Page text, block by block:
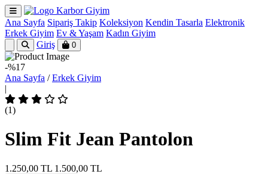
Karbor Giyim
Ana Sayfa Sipariş Takip Koleksiyon Kendin Tasarla Elektronik
Erkek Giyim Ev & Yaşam Kadın Giyim
Giriş
0
-%17
Ana Sayfa / Erkek Giyim
|
(1)
Slim Fit Jean Pantolon
1.250,00 TL 1.500,00 TL